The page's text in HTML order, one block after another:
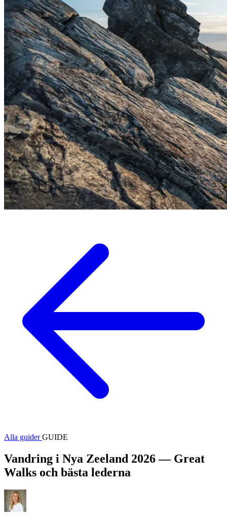
Alla guiderGUIDE
Vandring i Nya Zeeland 2026 — Great
Walks och bästa lederna